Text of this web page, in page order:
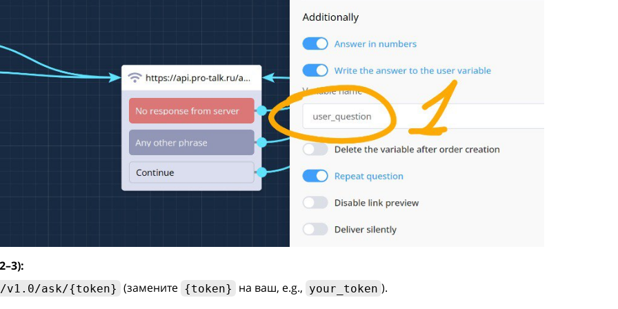
ask/{token} (замените {token} на ваш, e.g., your_token ).